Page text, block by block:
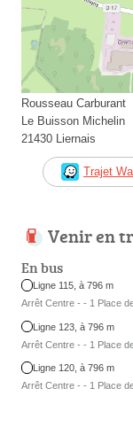
Rousseau Carburant
Le Buisson Michelin
21430 Liernais
Trajet
Venir en
En bus
Ligne 115, à 796 m
Arrêt Centre - - 1 Place
Ligne 123, à 796 m
Arrêt Centre - - 1 Place
Ligne 120, à 796 m
Arrêt Centre - - 1 Place